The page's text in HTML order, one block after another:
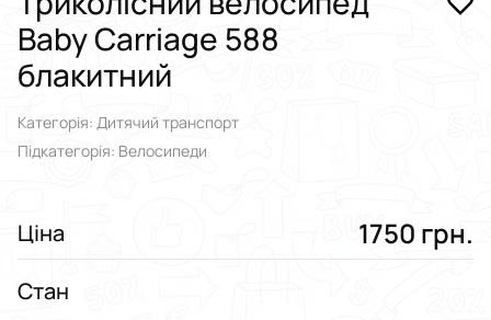
Baby Carriage 588
блакитний
Категорія: Дитячий транспорт
Підкатегорія: Велосипеди
Ціна 1750 грн.
Стан